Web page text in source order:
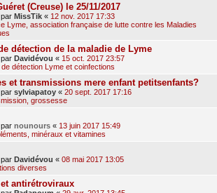
(Creuse) le 25/11/2017
MissTik « 12 nov. 2017 17:33
Lyme, association française de lutte contre les Maladies
détection de la maladie de Lyme
Davidévou « 15 oct. 2017 23:57
détection Lyme et coinfections
et transmissions mere enfant petitsenfants?
sylviapatoy « 20 sept. 2017 17:16
grossesse
nounours « 13 juin 2017 15:49
minéraux et vitamines
Davidévou « 08 mai 2017 13:05
diverses
antirétroviraux